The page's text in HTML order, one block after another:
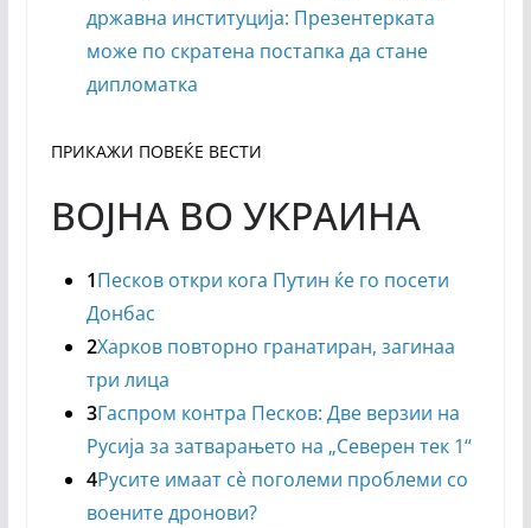
државна институција: Презентерката
може по скратена постапка да стане
дипломатка
ПРИКАЖИ ПОВЕЌЕ ВЕСТИ
ВОЈНА ВО УКРАИНА
1Песков откри кога Путин ќе го посети
Донбас
2Харков повторно гранатиран, загинаа
три лица
3Гаспром контра Песков: Две верзии на
Русија за затварањето на „Северен тек 1“
4Русите имаат сѐ поголеми проблеми со
воените дронови?